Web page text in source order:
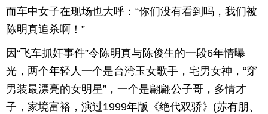
而车中女子在现场也大呼：“你们没有看到吗，我们被
陈明真追杀啊！”
因“飞车抓奸事件”令陈明真与陈俊生的一段6年情曝
光，两个年轻人一个是台湾玉女歌手，宅男女神，“穿
男装最漂亮的女明星”，一个是翩翩公子哥，多情才
子，家境富裕，演过1999年版《绝代双骄》(苏有朋、